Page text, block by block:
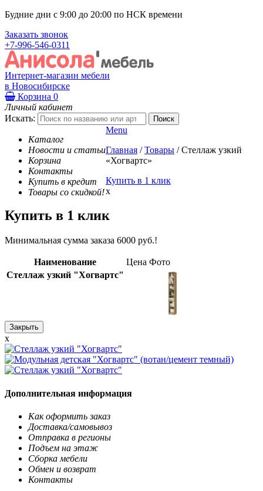
Будние дни с 9:00 до 20:00 по НСК времени
Заказать звонок
+7-996-546-0311
Интернет-магазин мебели
в Новосибирске
Корзина 0
Личный кабинет
Искать:
Каталог
Новости и статьи
Корзина
Контакты
Купить в кредит
Товары со скидкой!
Menu
Главная / Товары / Стеллаж узкий
«Хогвартс»
Купить в 1 клик
x
Купить в 1 клик
Минимальная сумма заказа 6000 руб.!
Наименование Цена Фото
Стеллаж узкий "Хогвартс"
Закрыть
x
Дополнительная информация
Как оформить заказ
Доставка/самовывоз
Отправка в регионы
Подъем на этаж
Сборка мебели
Обмен и возврат
Контакты